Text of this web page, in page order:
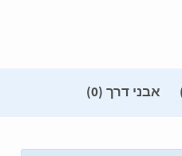
אבני דרך (0)